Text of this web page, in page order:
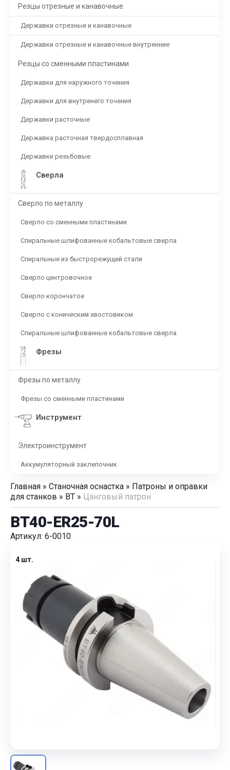
Резцы отрезные и канавочные
Державки отрезные и канавочные
Державки отрезные и канавочные внутренние
Резцы со сменными пластинами
Державки для наружного точения
Державки для внутренего точения
Державки расточные
Державка расточная твердосплавная
Державки резьбовые
Сверла
Сверло по металлу
Сверло со сменными пластинами
Спиральные шлифованные кобальтовые сверла
Спиральные из быстрорежущей стали
Сверло центровочное
Сверло корончатое
Сверло с коническим хвостовиком
Спиральные шлифованные кобальтовые сверла
Фрезы
Фрезы по металлу
Фрезы со сменными пластинами
Инструмент
Электроинструмент
Аккумуляторный заклепочник
Главная » Станочная оснастка » Патроны и оправки
для станков » BT » Цанговый патрон
BT40-ER25-70L
Артикул: 6-0010
4 шт.